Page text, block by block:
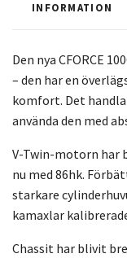
INFORMATION
Den nya CFORCE
– den har en
komfort. Det
använda den med
V-Twin-motorn har
nu med 86hk.
starkare
kamaxlar
Chassit har blivit